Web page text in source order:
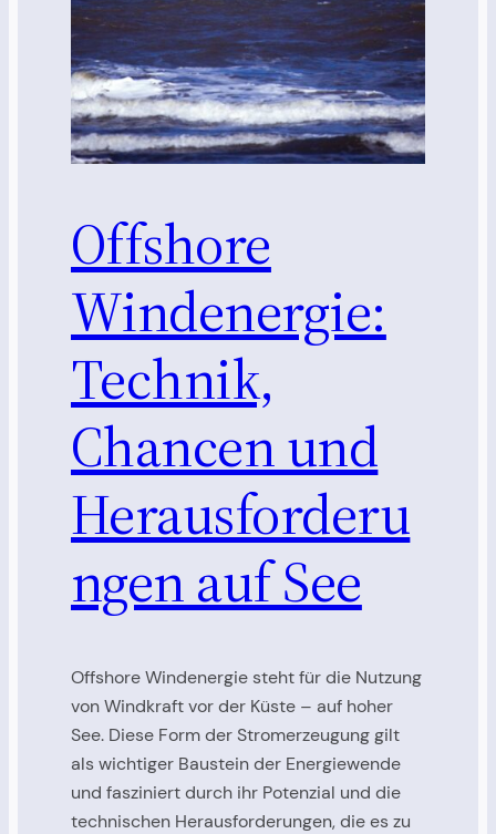
Offshore
Windenergie:
Technik,
Chancen und
Herausforderu
ngen auf See
Offshore Windenergie steht für die Nutzung
von Windkraft vor der Küste – auf hoher
See. Diese Form der Stromerzeugung gilt
als wichtiger Baustein der Energiewende
und fasziniert durch ihr Potenzial und die
technischen Herausforderungen, die es zu